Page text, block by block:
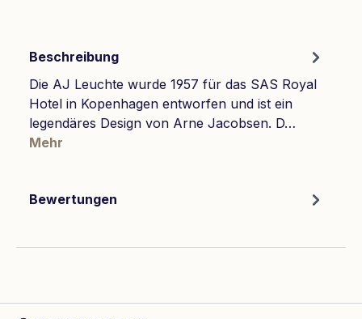
Beschreibung
Die AJ Leuchte wurde 1957 für das SAS Royal
Hotel in Kopenhagen entworfen und ist ein
legendäres Design von Arne Jacobsen. D…
Mehr
Bewertungen